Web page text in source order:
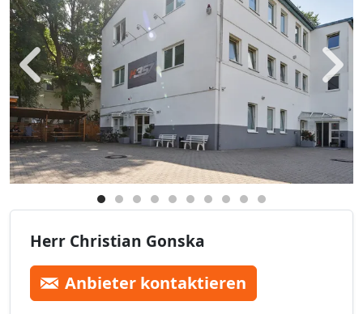
Zurück
Herr Christian Gonska
Anbieter kontaktieren